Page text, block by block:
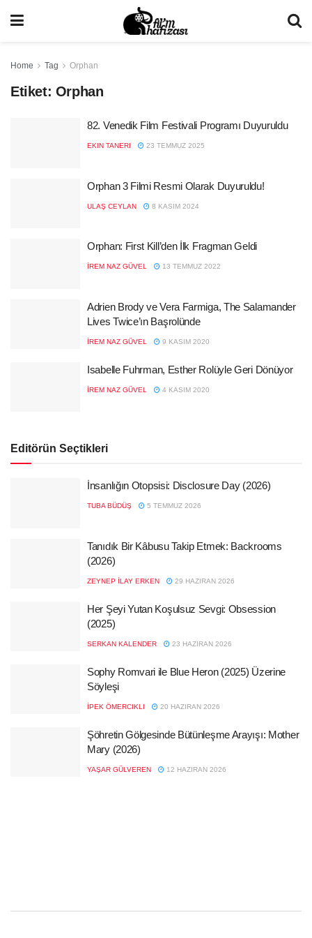
Home Tag Orphan
Etiket: Orphan
82. Venedik Film Festivali Programı Duyuruldu
EKIN TANERI 23 TEMMUZ 2025
Orphan 3 Filmi Resmi Olarak Duyuruldu!
ULAŞ CEYLAN 8 KASIM 2024
Orphan: First Kill’den İlk Fragman Geldi
İREM NAZ GÜVEL 13 TEMMUZ 2022
Adrien Brody ve Vera Farmiga, The Salamander
Lives Twice’ın Başrolünde
İREM NAZ GÜVEL 9 KASIM 2020
Isabelle Fuhrman, Esther Rolüyle Geri Dönüyor
İREM NAZ GÜVEL 4 KASIM 2020
Editörün Seçtikleri
İnsanlığın Otopsisi: Disclosure Day (2026)
TUBA BÜDÜŞ 5 TEMMUZ 2026
Tanıdık Bir Kâbusu Takip Etmek: Backrooms
(2026)
ZEYNEP İLAY ERKEN 29 HAZIRAN 2026
Her Şeyi Yutan Koşulsuz Sevgi: Obsession
(2025)
SERKAN KALENDER 23 HAZIRAN 2026
Sophy Romvari ile Blue Heron (2025) Üzerine
Söyleşi
İPEK ÖMERCIKLI 20 HAZIRAN 2026
Şöhretin Gölgesinde Bütünleşme Arayışı: Mother
Mary (2026)
YAŞAR GÜLVEREN 12 HAZIRAN 2026